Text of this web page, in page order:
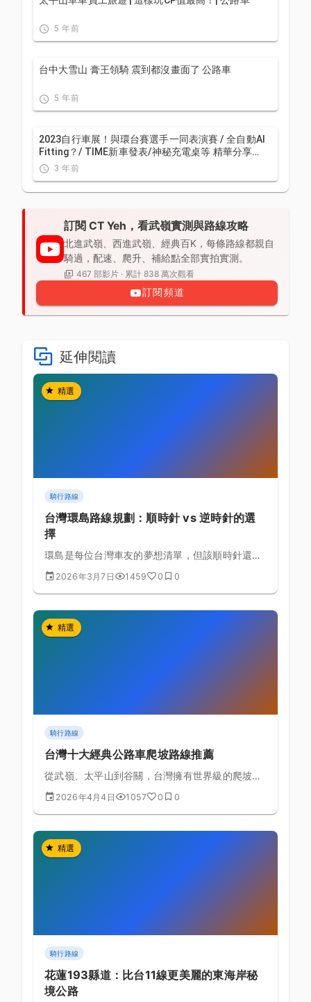
5 年前
台中大雪山 膏王領騎 震到都沒畫面了 公路車
5 年前
2023自行車展！與環台賽選手一同表演賽 / 全自動AI
Fitting？/ TIME新車發表/神秘充電桌等 精華分享
VLOG | CT Yeh | 公路車
3 年前
訂閱 CT Yeh，看武嶺實測與路線攻略
北進武嶺、西進武嶺、經典百K，每條路線都親自
騎過，配速、爬升、補給點全部實拍實測。
467 部影片 · 累計 838 萬次觀看
訂閱頻道
延伸閱讀
精選
騎行路線
台灣環島路線規劃：順時針 vs 逆時針的選
擇
環島是每位台灣車友的夢想清單，但該順時針還是
逆時針？從風向、路況、補給到景觀，全方位分析
兩種方向的優劣。
2026年3月7日 1459 0 0
精選
騎行路線
台灣十大經典公路車爬坡路線推薦
從武嶺、太平山到谷關，台灣擁有世界級的爬坡路
線，本文整理10條最值得挑戰的經典爬坡路線。
2026年4月4日 1057 0 0
精選
騎行路線
花蓮193縣道：比台11線更美麗的東海岸秘
境公路